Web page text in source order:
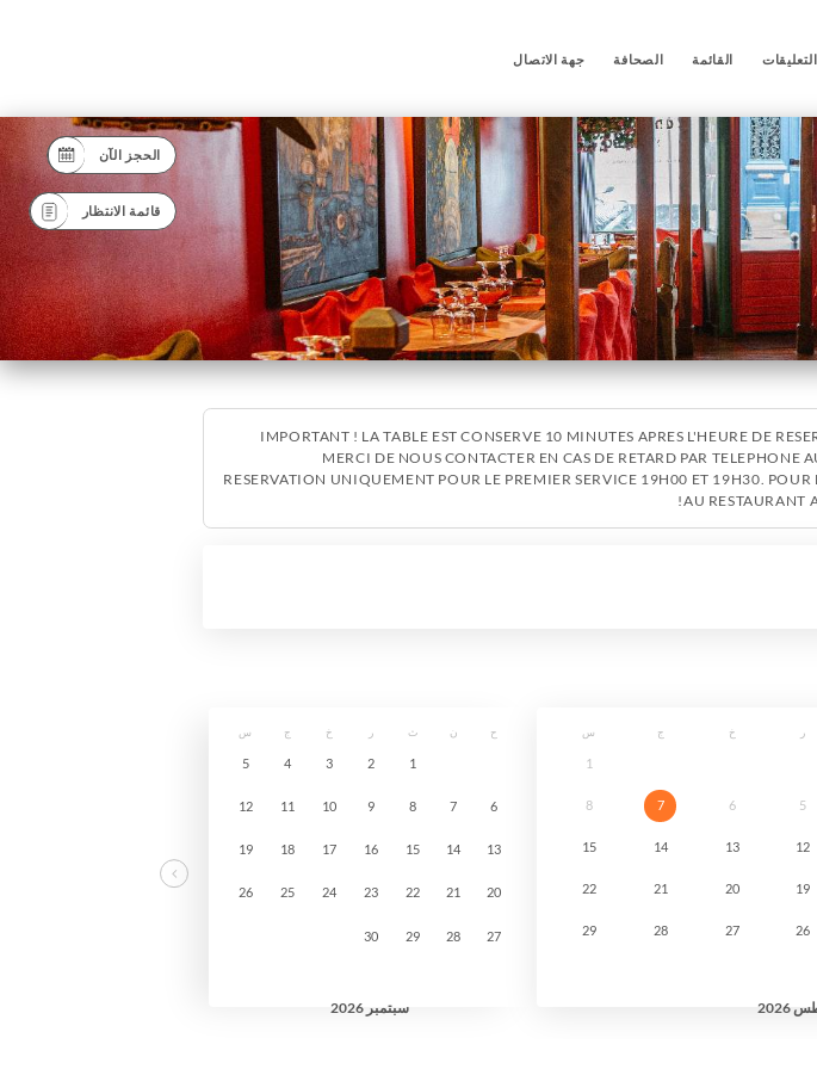
التعليقات القائمة الصحافة جهة الاتصال
الحجز الآن
قائمة الانتظار